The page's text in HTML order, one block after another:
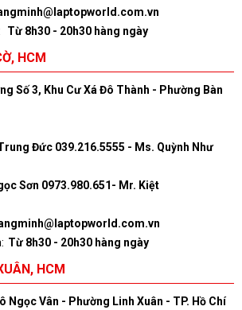
Từ 8h30 - 20h30 hàng ngày
HCM
Số 3, Khu Cư Xá Đô Thành - Phường Bàn
Đức 039.216.5555 - Ms. Quỳnh Như
Sơn 0973.980.651- Mr. Kiệt
Từ 8h30 - 20h30 hàng ngày
HCM
Ngọc Vân - Phường Linh Xuân - TP. Hồ Chí